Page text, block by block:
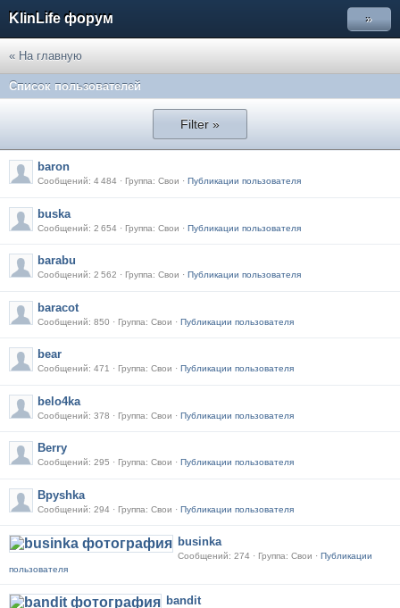
KlinLife форум »
« На главную
Список пользователей
Filter »
baron
Сообщений: 4 484 · Группа: Свои · Публикации пользователя
buska
Сообщений: 2 654 · Группа: Свои · Публикации пользователя
barabu
Сообщений: 2 562 · Группа: Свои · Публикации пользователя
baracot
Сообщений: 850 · Группа: Свои · Публикации пользователя
bear
Сообщений: 471 · Группа: Свои · Публикации пользователя
belo4ka
Сообщений: 378 · Группа: Свои · Публикации пользователя
Berry
Сообщений: 295 · Группа: Свои · Публикации пользователя
Bpyshka
Сообщений: 294 · Группа: Свои · Публикации пользователя
businka
Сообщений: 274 · Группа: Свои · Публикации
пользователя
bandit